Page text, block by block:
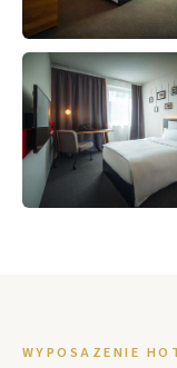
WYPOSAZENIE